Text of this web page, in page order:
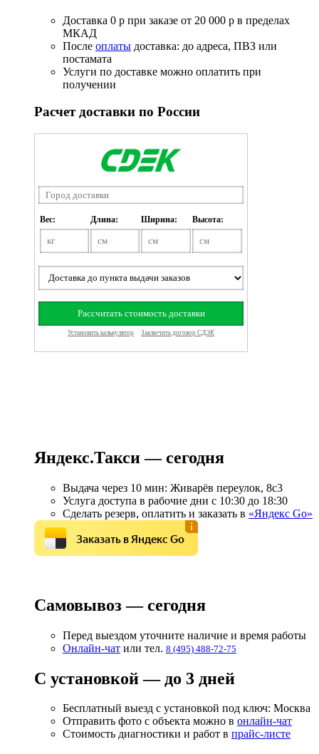
Доставка 0 р при заказе от 20 000 р в пределах
МКАД
После оплаты доставка: до адреса, ПВЗ или
постамата
Услуги по доставке можно оплатить при
получении
Расчет доставки по России
Яндекс.Такси — сегодня
Выдача через 10 мин: Живарёв переулок, 8с3
Услуга доступа в рабочие дни с 10:30 до 18:30
Сделать резерв, оплатить и заказать в «Яндекс Go»
Заказать в Яндекс Go
Самовывоз — сегодня
Перед выездом уточните наличие и время работы
Онлайн-чат или тел. 8 (495) 488-72-75
С установкой — до 3 дней
Бесплатный выезд с установкой под ключ: Москва
Отправить фото с объекта можно в онлайн-чат
Стоимость диагностики и работ в прайс-листе